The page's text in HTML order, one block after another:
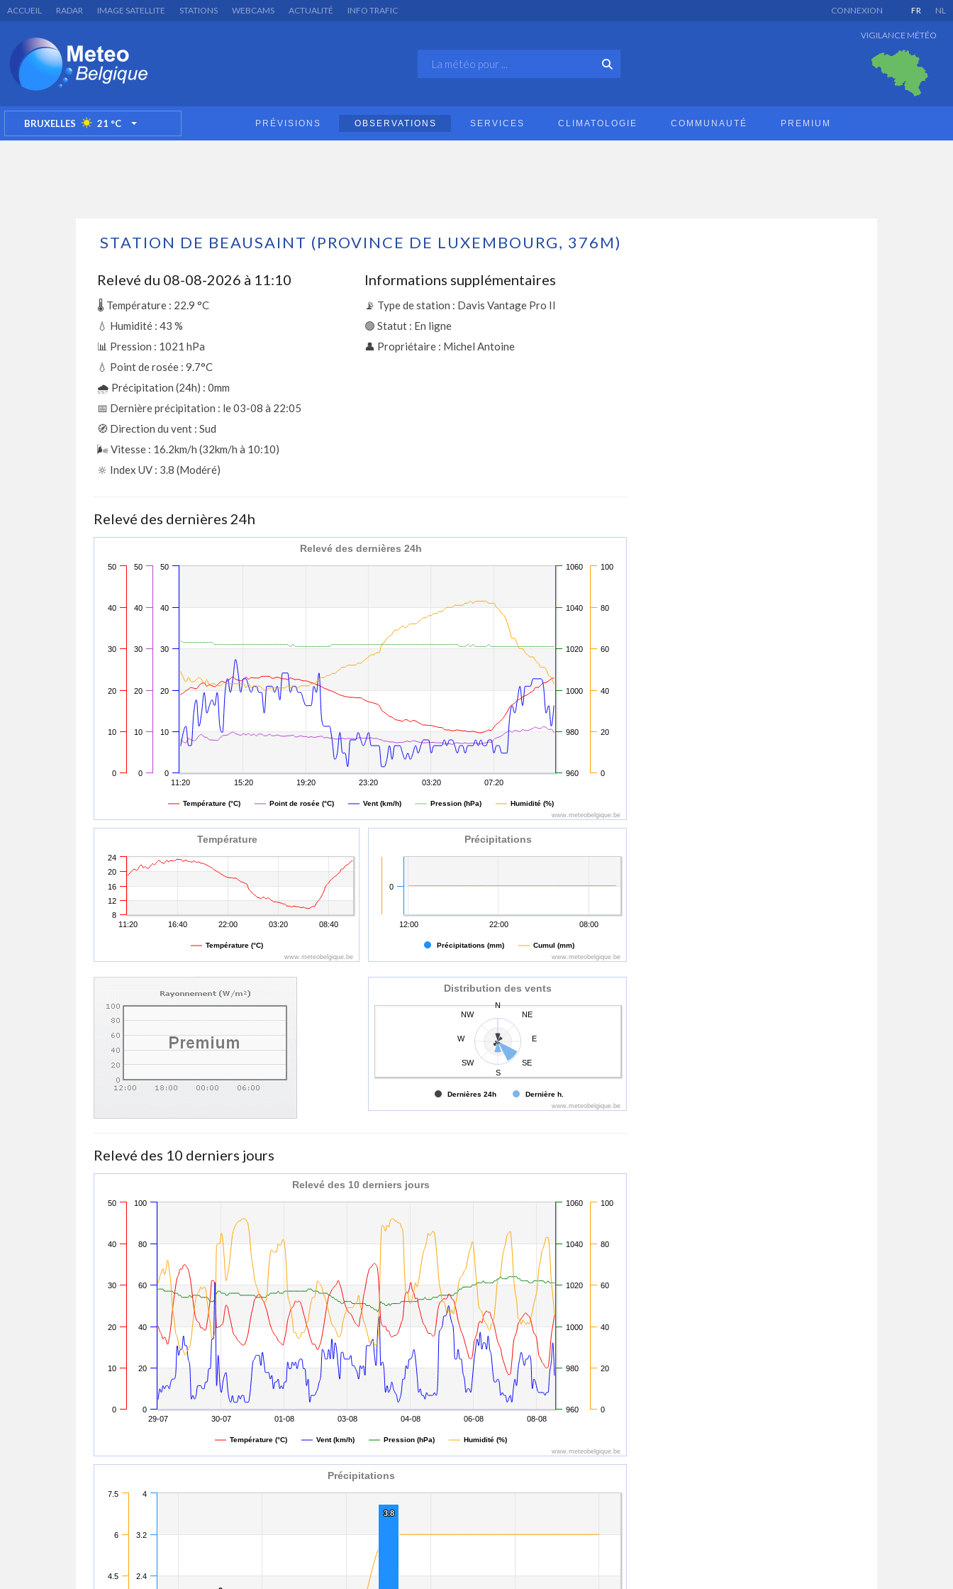
ACCUEIL RADAR IMAGE SATELLITE STATIONS WEBCAMS ACTUALITÉ INFO TRAFIC FR NL
CONNEXION
VIGILANCE MÉTÉO
BRUXELLES 21 °C TOGGLE DROPDOWN PRÉVISIONS OBSERVATIONS SERVICES CLIMATOLOGIE COMMUNAUTÉ PREMIUM
STATION DE BEAUSAINT (PROVINCE DE LUXEMBOURG, 376M)
Relevé du 08-08-2026 à 11:10
🌡️ Température : 22.9 °C
💧 Humidité : 43 %
📊 Pression : 1021 hPa
💧 Point de rosée : 9.7°C
🌧️ Précipitation (24h) : 0mm
📅 Dernière précipitation : le 03-08 à 22:05
🧭 Direction du vent : Sud
🌬️ Vitesse : 16.2km/h (32km/h à 10:10)
🔆 Index UV : 3.8 (Modéré)
Informations supplémentaires
📡 Type de station : Davis Vantage Pro II
🟢 Statut : En ligne
👤 Propriétaire : Michel Antoine
Relevé des dernières 24h
Relevé des dernières 24h
Température (°C) Point de rosée (°C) Vent (km/h) Pression (hPa) Humidité (%)
11:20 15:20 19:20 23:20 03:20 07:20
960
980
1000
1020
1040
1060
0
20
40
60
80
100
0
10
20
30
40
50
0
10
20
30
40
50
0
10
20
30
40
50
www.meteobelgique.be
Température
Température (°C)
11:20 16:40 22:00 03:20 08:40
8
12
16
20
24
www.meteobelgique.be
Précipitations
Précipitations (mm) Cumul (mm)
12:00 22:00 08:00
0
www.meteobelgique.be
Distribution des vents
Dernières 24h Dernière h.
N
NE
E
SE
S
SW
W
NW
www.meteobelgique.be
Relevé des 10 derniers jours
Relevé des 10 derniers jours
Température (°C) Vent (km/h) Pression (hPa) Humidité (%)
29-07 30-07 01-08 03-08 04-08 06-08 08-08
960
980
1000
1020
1040
1060
0
20
40
60
80
100
0
20
40
60
80
100
0
10
20
30
40
50
www.meteobelgique.be
Précipitations
3.8
3.8
2.4
3.2
4
4.5
6
7.5